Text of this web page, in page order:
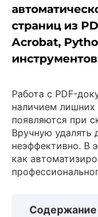
страниц из
Acrobat,
Работа с PDF-
наличием лишних
появляются при
Вручную удалять
неэффективно. В
как
Содержание